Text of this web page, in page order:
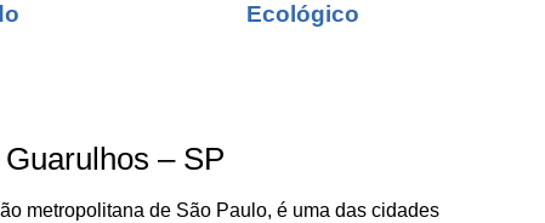
Ecológico
– SP
metropolitana de São Paulo, é uma das cidades